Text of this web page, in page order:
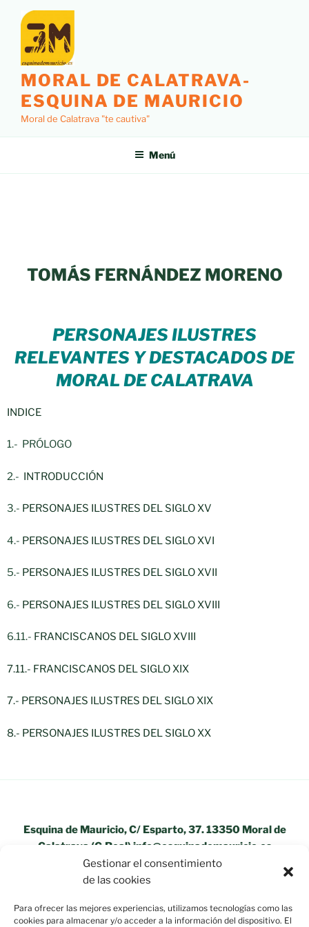
Gestionar el consentimiento
de las cookies
Para ofrecer las mejores experiencias, utilizamos tecnologías como las
cookies para almacenar y/o acceder a la información del dispositivo. El
MORAL DE CALATRAVA-
ESQUINA DE MAURICIO
Moral de Calatrava "te cautiva"
Menú
TOMÁS FERNÁNDEZ MORENO
PERSONAJES ILUSTRES
RELEVANTES Y DESTACADOS DE
MORAL DE CALATRAVA
INDICE
1.- PRÓLOGO
2.- INTRODUCCIÓN
3.- PERSONAJES ILUSTRES DEL SIGLO XV
4.- PERSONAJES ILUSTRES DEL SIGLO XVI
5.- PERSONAJES ILUSTRES DEL SIGLO XVII
6.- PERSONAJES ILUSTRES DEL SIGLO XVIII
6.11.- FRANCISCANOS DEL SIGLO XVIII
7.11.- FRANCISCANOS DEL SIGLO XIX
7.- PERSONAJES ILUSTRES DEL SIGLO XIX
8.- PERSONAJES ILUSTRES DEL SIGLO XX
Esquina de Mauricio, C/ Esparto, 37. 13350 Moral de
Calatrava (C.Real) info@esquinademauricio.es
«Aviso Legal»